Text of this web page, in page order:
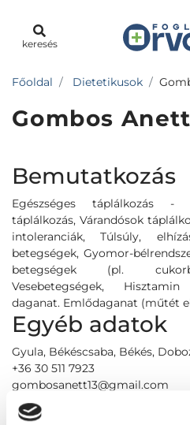
keresés
Főoldal Dietetikusok
Gombos Anett
Bemutatkozás
Egészséges táplálkozás -
táplálkozás, Várandósok
intoleranciák, Túlsúly,
betegségek, Gyomor-
betegségek (pl.
Vesebetegségek,
daganat. Emlődaganat (műtét
Egyéb adatok
Gyula, Békéscsaba, Békés,
+36 30 511 7923
gombosanett13@gmail.com